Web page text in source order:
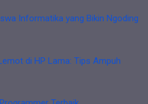
Informatika yang Bikin Ngoding
di HP Lama: Tips Ampuh